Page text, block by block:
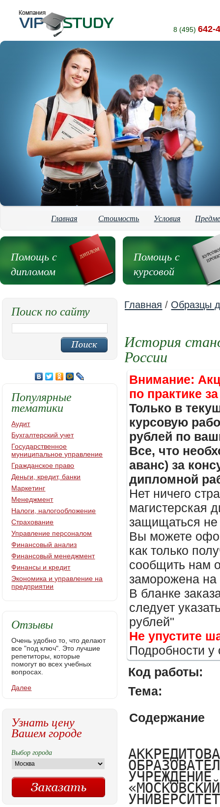
8 (495) 642-
Главная Стоимость Условия
Помощь с
дипломом
Помощь с
курсовой
Главная / Образцы
История
России
Внимание:
по практике
Только в
курсовую
рублей по
Все, что
аванс) за
дипломной
Нет ничего
магистерская
защищаться не
Вы можете
как только
сообщить нам
заморожена
В бланке
следует
рублей"
Не упустите
Подробности
Код работы:
Тема:
Содержание
АККРЕДИТОВАННОЕ НЕГОСУДАРСТВЕННОЕ ОБРАЗОВАТЕЛЬНОЕ 
УЧРЕЖДЕНИЕ ВЫСШЕГО ОБРАЗОВАНИЯ
«МОСКОВСКИЙ ФИНАНСОВО-ЮРИДИЧЕСКИЙ УНИВЕРСИТЕТ»




КАФЕДРА ЭКОНОМИКИ И УПРАВЛЕНИЯ 



КУРСОВАЯ РАБОТА

по дисциплине Основы государственного и муниципального управления 
на тему: «История становления государственного управления 
в России»




Выполнил:
Студентка 2курса,120ГУи4711  группы,
очной (заочной) формы обучения,
направления  Государственное и муниципальное управление,
Ф.И.О Голиков Вячеслав Владимирович
Руководитель_________________
 (подпись, инициалы, фамилия)

МОСКВА 2018 г.
Тема: « История становление государственного управления в России»

Содержание 
Введение
1  Теоретические аспекты государственного управления
      1.1Понятие «государственное управление»: сущность и содержание
      1.2 «Система государственного управления» как теоретическая и прикладная дисциплина.
      1.3 Методология теории государственного управления.
      1.4 Основные категории науки государственного управления.
2  Этапы становления государственного управления в России
      2.1  Первый этап (конец XIII века – 1382 Г.)
      2.2 Второй этап (вторая половина 1382 гг.)
      2.3 Третий (завершающий) этап становления единого государства (1462-1533 гг)
3 Современное государственное управление в России
      3.1 Модели государственного управления в России
      3.2 Особенности государственного управления в современной России
      3.3 Отличия государственного управления в России от государственного управления в других странах

Заключение 
Список использованных источников 










Введение
      В условиях, когда страна выбирает путь своего национального возрождения и развития, изучение вопросов становления, совершенствования государственного управления приобретает не только историческое, но и практическое значение. Начало ХХI века характеризуется активным процессом становления новой российской государственности, адекватным современному уровню развития общества цивилизованных институтов государственного управления и местного самоуправления. 
      Этот процесс идет в очень сложных условиях. Прежняя машина советского государственного управления разрушена, а институты нового демократического государственного управления и местного самоуправления, институты гражданского общества, механизмы их функционирования и взаимодействия только создаются. Само же российское общество переживает глубокий кризис, охватывающий власть и управление, экономику и социальную сферу, государственное устройство и другие сферы жизни.
      Поиск путей становления новой российской государственности предполагает глубокое изучение обществоведами и практическими работниками современной российской действительности, определение разнообразных причин, детерминирующих те или иные негативные процессы, выявление способов их устранения и ростков нового, прогрессивного, заслуживающего внимания и поддержки, проведения большой научно – объективной практической работы по созданию эффективных институтов власти и гражданского общества, свободной рыночной экономики, демократической политики, правового государства. Исследованию исторических путей становления и развития
Поиск по сайту
Популярные
тематики
Аудит
Бухгалтерский учет
Государственное
муниципальное управление
Гражданское право
Деньги, кредит, банки
Маркетинг
Менеджмент
Налоги, налогообложение
Страхование
Управление персоналом
Финансовый анализ
Финансовый менеджмент
Финансы и кредит
Экономика и управление на
предприятии
Отзывы
Очень удобно то, что делают
все "под ключ". Это лучшие
репетиторы, которые
помогут во всех учебных
вопросах.
Далее
Узнать цену
Вашем городе
Выбор города